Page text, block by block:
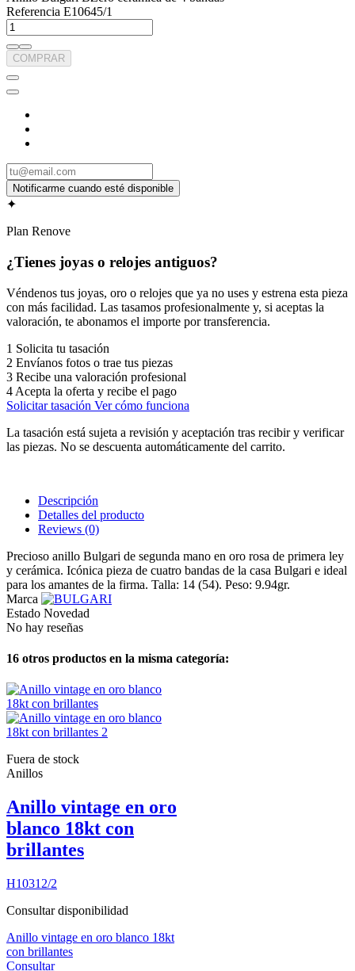
Referencia E10645/1
COMPRAR
✦
Plan Renove
¿Tienes joyas o relojes antiguos?
Véndenos tus joyas, oro o relojes que ya no uses y estrena esta pieza
con más facilidad. Las tasamos profesionalmente y, si aceptas la
valoración, te abonamos el importe por transferencia.
1 Solicita tu tasación
2 Envíanos fotos o trae tus piezas
3 Recibe una valoración profesional
4 Acepta la oferta y recibe el pago
Solicitar tasación Ver cómo funciona
La tasación está sujeta a revisión y aceptación tras recibir y verificar
las piezas. No se descuenta automáticamente del carrito.
Descripción
Detalles del producto
Reviews (0)
Precioso anillo Bulgari de segunda mano en oro rosa de primera ley
y cerámica. Icónica pieza de cuatro bandas de la casa Bulgari e ideal
para los amantes de la firma. Talla: 14 (54). Peso: 9.94gr.
Marca
Estado Novedad
No hay reseñas
16 otros productos en la misma categoría:
Fuera de stock
Anillos
Anillo vintage en oro
blanco 18kt con
brillantes
H10312/2
Consultar disponibilidad
Anillo vintage en oro blanco 18kt
con brillantes
Consultar